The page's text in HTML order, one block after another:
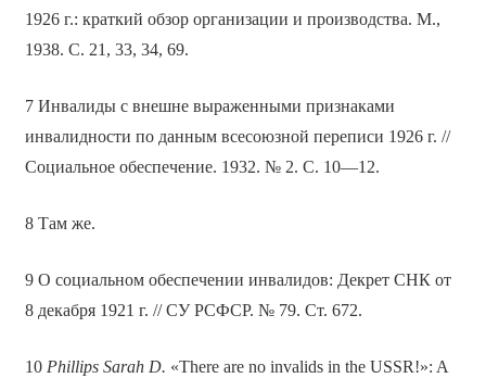
1926 г.: краткий обзор организации и производства. М.,
1938. С. 21, 33, 34, 69.
7 Инвалиды с внешне выраженными признаками
инвалидности по данным всесоюзной переписи 1926 г. //
Социальное обеспечение. 1932. № 2. С. 10—12.
8 Там же.
9 О социальном обеспечении инвалидов: Декрет СНК от
8 декабря 1921 г. // СУ РСФСР. № 79. Ст. 672.
10 Phillips Sarah D. «There are no invalids in the USSR!»: A